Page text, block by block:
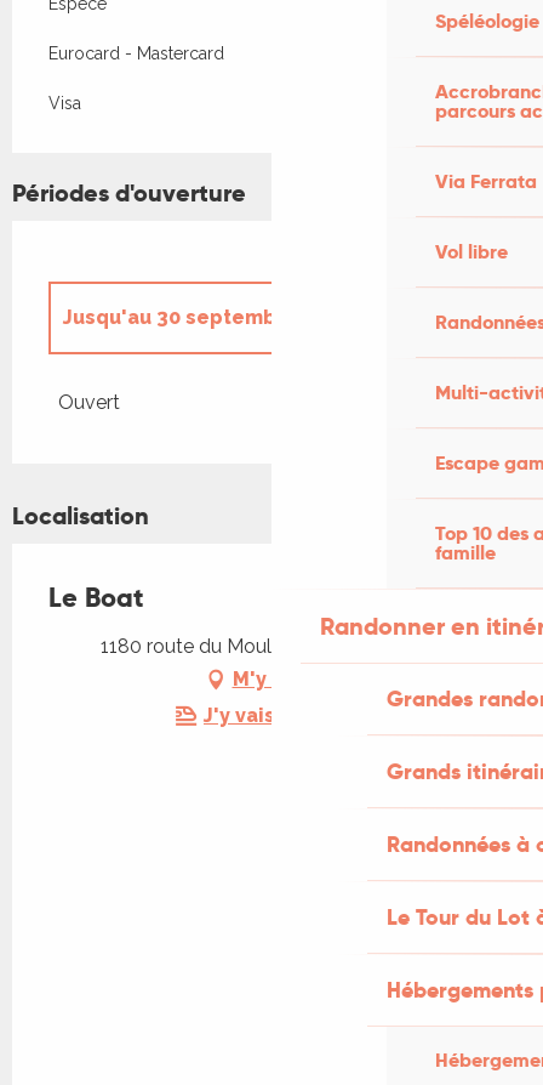
Spéléologie
parcours
Via Ferrata
Vol libre
Multi-
Escape
Top 10 des
famille
Randonner en
Grandes
Grands
Randonnées
Le Tour du Lot
Eurocard - Mastercard
Visa
Périodes d'ouverture
Jusqu'au 30 septembre 2026
Du1 octobre 2026
Ouvert
Localisation
Le Boat
1180 route du Moulinat, 46140 Douelle
M'y rendre
J'y vais en train !